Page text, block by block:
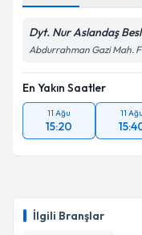
İlgili Branşlar
Dyt. Nur Aslandaş
Abdurrahman Gazi Mah.
En Yakın Saatler
11 Ağu
15:20
11 Ağu